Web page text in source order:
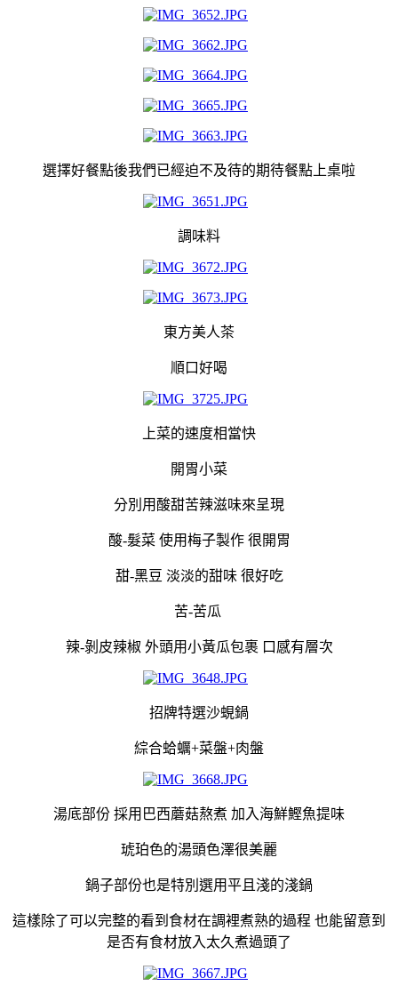
選擇好餐點後我們已經迫不及待的期待餐點上桌啦
調味料
東方美人茶
順口好喝
上菜的速度相當快
開胃小菜
分別用酸甜苦辣滋味來呈現
酸-髮菜 使用梅子製作 很開胃
甜-黑豆 淡淡的甜味 很好吃
苦-苦瓜
辣-剝皮辣椒 外頭用小黃瓜包裹 口感有層次
招牌特選沙蜆鍋
綜合蛤蠣+菜盤+肉盤
湯底部份 採用巴西蘑菇熬煮 加入海鮮鰹魚提味
琥珀色的湯頭色澤很美麗
鍋子部份也是特別選用平且淺的淺鍋
這樣除了可以完整的看到食材在調裡煮熟的過程 也能留意到
是否有食材放入太久煮過頭了